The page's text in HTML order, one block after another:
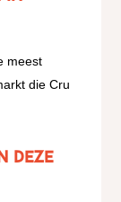
meest
die Cru
deze